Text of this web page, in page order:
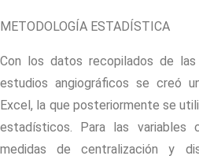
METODOLOGÍA ESTADÍSTICA
Con los datos recopilados de
estudios angiográficos se creó
Excel, la que posteriormente se
estadísticos. Para las variables
medidas de centralización y